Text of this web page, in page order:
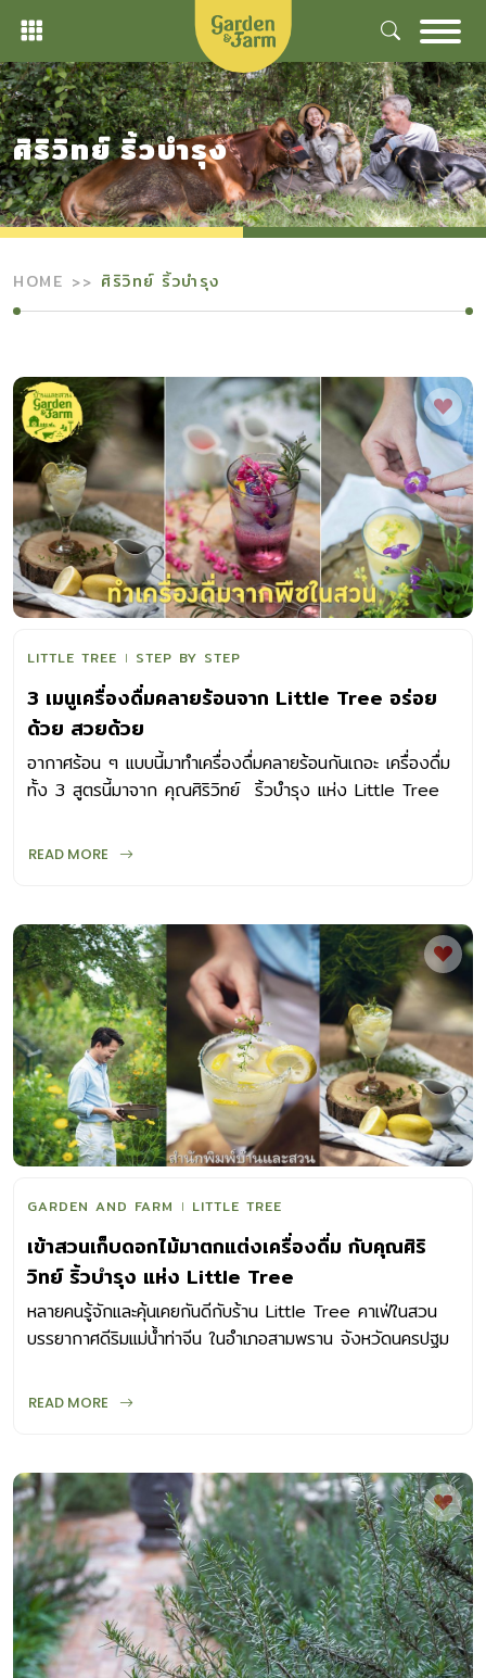
Skip
content
ศิริวิทย์ ริ้วบำรุง
HOME ศิริวิทย์ ริ้วบำรุง
LITTLE TREE STEP BY STEP
3 เมนูเครื่องดื่มคลายร้อนจาก Little Tree อร่อย
ด้วย สวยด้วย
อากาศร้อน ๆ แบบนี้มาทำเครื่องดื่มคลายร้อนกันเถอะ เครื่องดื่ม
ทั้ง 3 สูตรนี้มาจาก คุณศิริวิทย์ ริ้วบำรุง แห่ง Little Tree
READ MORE
GARDEN AND FARM LITTLE TREE
เข้าสวนเก็บดอกไม้มาตกแต่งเครื่องดื่ม กับคุณศิริ
วิทย์ ริ้วบำรุง แห่ง Little Tree
หลายคนรู้จักและคุ้นเคยกันดีกับร้าน Little Tree คาเฟ่ในสวน
บรรยากาศดีริมแม่น้ำท่าจีน ในอำเภอสามพราน จังหวัดนครปฐม
READ MORE